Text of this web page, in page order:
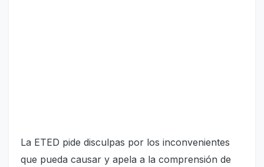
La ETED pide disculpas por los inconvenientes
que pueda causar y apela a la comprensión de